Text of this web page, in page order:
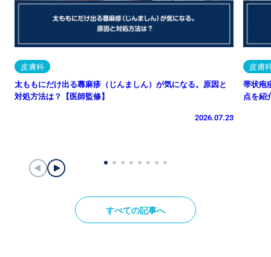
皮膚科
太ももにだけ出る蕁麻疹（じんましん）が気になる。原因と
対処方法は？【医師監修】
2026.07.23
皮膚
帯状疱
点を紹
すべての記事へ